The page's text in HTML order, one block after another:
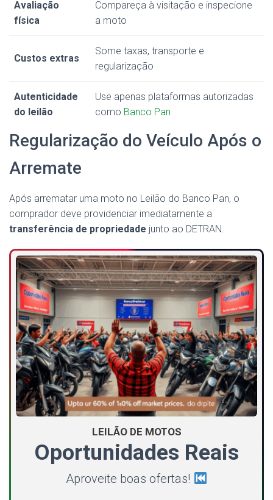
Avaliação
física
Compareça à visitação e inspecione
a moto
Custos extras
Some taxas, transporte e
regularização
Autenticidade
do leilão
Use apenas plataformas autorizadas
como Banco Pan
Regularização do Veículo Após o
Arremate
Após arrematar uma moto no Leilão do Banco Pan, o
comprador deve providenciar imediatamente a
transferência de propriedade junto ao DETRAN.
LEILÃO DE MOTOS
Oportunidades Reais
Aproveite boas ofertas!